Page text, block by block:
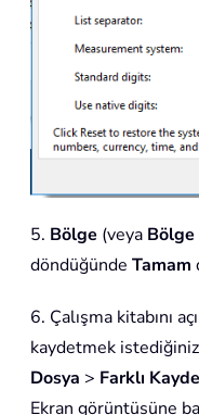
5. Bölge (veya
döndüğünde Tamam
6. Çalışma kitabını
kaydetmek istediğiniz
Dosya > Farklı
Ekran görüntüsüne